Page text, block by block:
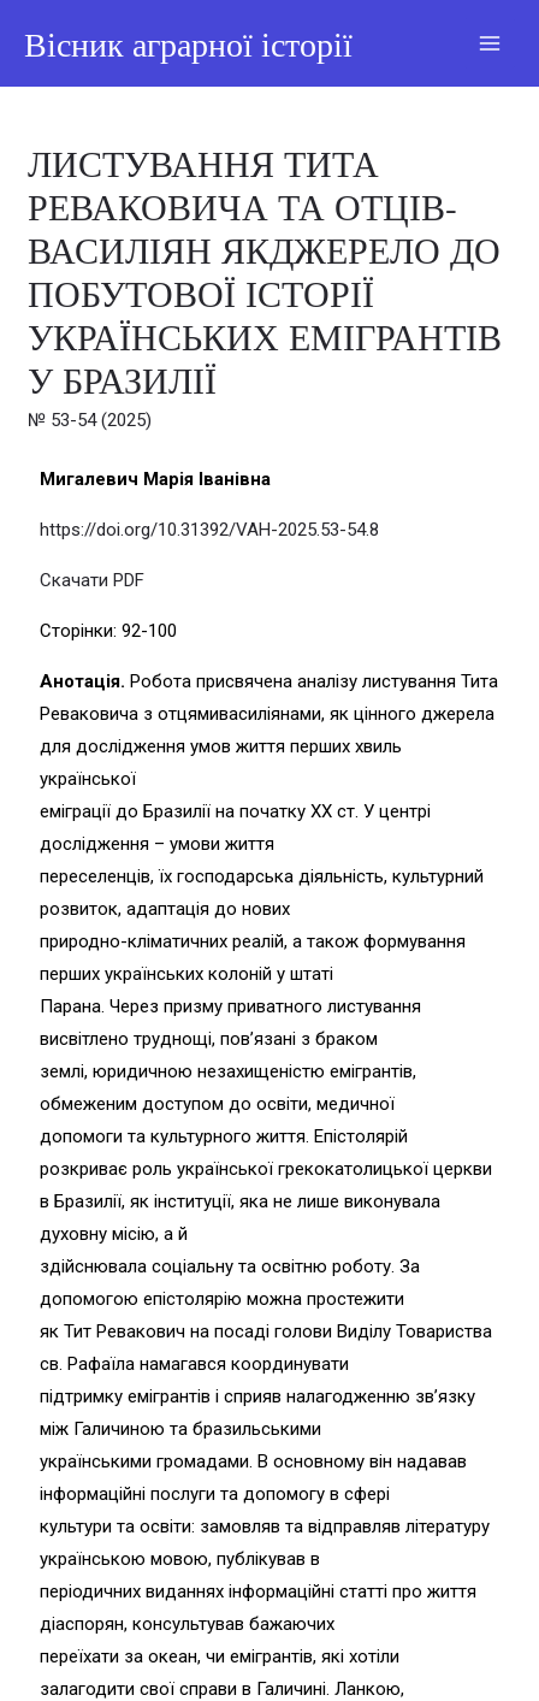
Вісник аграрної історії
ЛИСТУВАННЯ ТИТА
РЕВАКОВИЧА ТА ОТЦІВ-
ВАСИЛІЯН ЯКДЖЕРЕЛО ДО
ПОБУТОВОЇ ІСТОРІЇ
УКРАЇНСЬКИХ ЕМІГРАНТІВ
У БРАЗИЛІЇ
№ 53-54 (2025)
Мигалевич Марія Іванівна
https://doi.org/10.31392/VAH-2025.53-54.8
Скачати PDF
Сторінки: 92-100
Анотація. Робота присвячена аналізу листування Тита
Реваковича з отцямивасиліянами, як цінного джерела
для дослідження умов життя перших хвиль
української
еміграції до Бразилії на початку ХХ ст. У центрі
дослідження – умови життя
переселенців, їх господарська діяльність, культурний
розвиток, адаптація до нових
природно-кліматичних реалій, а також формування
перших українських колоній у штаті
Парана. Через призму приватного листування
висвітлено труднощі, пов’язані з браком
землі, юридичною незахищеністю емігрантів,
обмеженим доступом до освіти, медичної
допомоги та культурного життя. Епістолярій
розкриває роль української грекокатолицької церкви
в Бразилії, як інституції, яка не лише виконувала
духовну місію, а й
здійснювала соціальну та освітню роботу. За
допомогою епістолярію можна простежити
як Тит Ревакович на посаді голови Виділу Товариства
св. Рафаїла намагався координувати
підтримку емігрантів і сприяв налагодженню зв’язку
між Галичиною та бразильськими
українськими громадами. В основному він надавав
інформаційні послуги та допомогу в сфері
культури та освіти: замовляв та відправляв літературу
українською мовою, публікував в
періодичних виданнях інформаційні статті про життя
діаспорян, консультував бажаючих
переїхати за океан, чи емігрантів, які хотіли
залагодити свої справи в Галичині. Ланкою,